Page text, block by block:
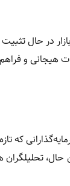
در حال
هیجانی و
که
حال،